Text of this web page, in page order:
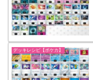
デッキレシピ【ポケカ】